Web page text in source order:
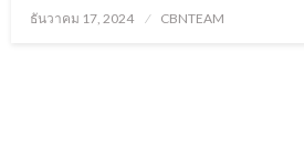
Posted
ธันวาคม 17, 2024 CBNTEAM